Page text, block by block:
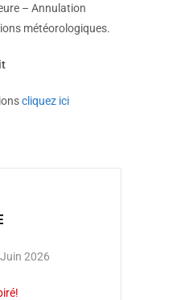
– Annulation
météorologiques.
cliquez ici
2026